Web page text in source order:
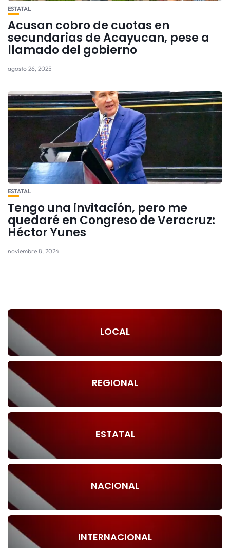
ESTATAL
Acusan cobro de cuotas en
secundarias de Acayucan, pese a
llamado del gobierno
agosto 26, 2025
ESTATAL
Tengo una invitación, pero me
quedaré en Congreso de Veracruz:
Héctor Yunes
noviembre 8, 2024
LOCAL
REGIONAL
ESTATAL
NACIONAL
INTERNACIONAL